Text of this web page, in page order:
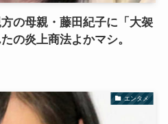
の母親・藤田紀子に「大袈
の炎上商法よかマシ。
エンタメ